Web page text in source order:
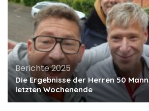
Berichte 2025
Die Ergebnisse der Herren 50
letzten Wochenende